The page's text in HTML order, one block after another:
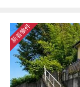
新着物件